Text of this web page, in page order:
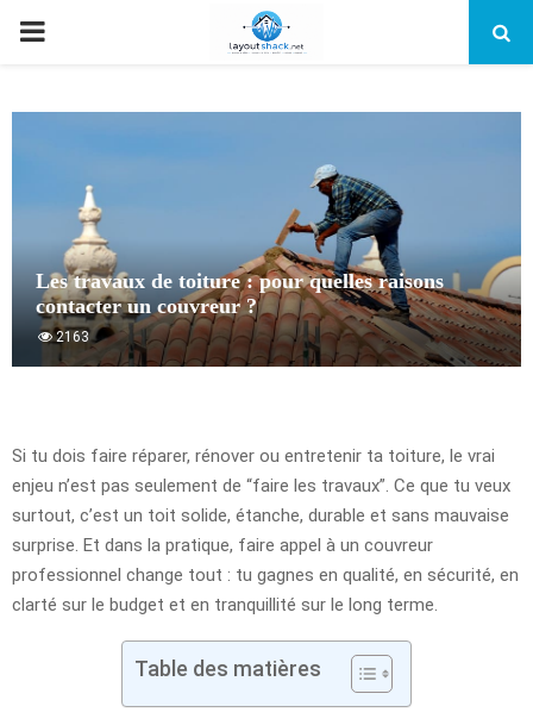
PRIMARY
Les travaux de toiture : pour quelles raisons
contacter un couvreur ?
2163
Si tu dois faire réparer, rénover ou entretenir ta toiture, le vrai
enjeu n’est pas seulement de “faire les travaux”. Ce que tu veux
surtout, c’est un toit solide, étanche, durable et sans mauvaise
surprise. Et dans la pratique, faire appel à un couvreur
professionnel change tout : tu gagnes en qualité, en sécurité, en
clarté sur le budget et en tranquillité sur le long terme.
Table des matières